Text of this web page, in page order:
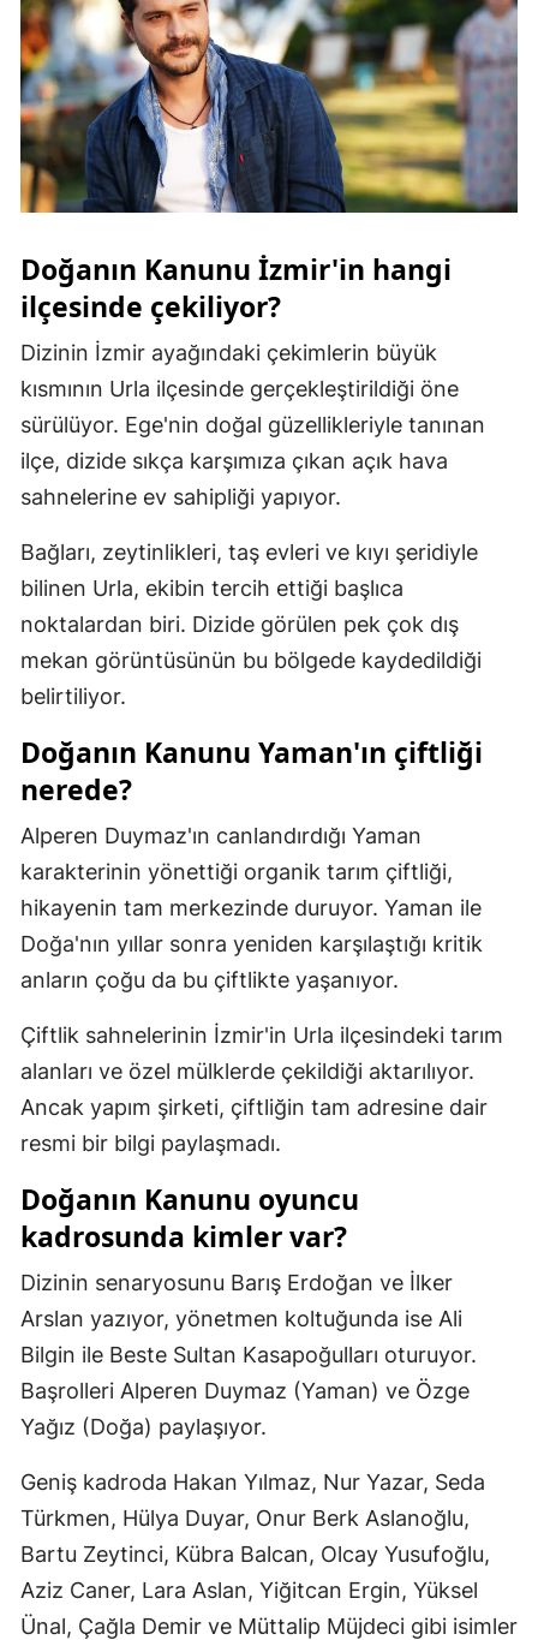
Malatya
Manisa
Kahramanmaraş
Mardin
Muş
Niğde
Ordu
Samsun
Siirt
Sinop
Tokat
Trabzon
Tunceli
Şanlıurfa
Uşak
Van
Yozgat
Aksaray
Karaman
Kırıkkale
Bartın
Ardahan
Iğdır
Doğanın Kanunu İzmir'in hangi
ilçesinde çekiliyor?
Dizinin İzmir ayağındaki çekimlerin büyük
kısmının Urla ilçesinde gerçekleştirildiği öne
sürülüyor. Ege'nin doğal güzellikleriyle tanınan
ilçe, dizide sıkça karşımıza çıkan açık hava
sahnelerine ev sahipliği yapıyor.
Bağları, zeytinlikleri, taş evleri ve kıyı şeridiyle
bilinen Urla, ekibin tercih ettiği başlıca
noktalardan biri. Dizide görülen pek çok dış
mekan görüntüsünün bu bölgede kaydedildiği
belirtiliyor.
Doğanın Kanunu Yaman'ın çiftliği
nerede?
Alperen Duymaz'ın canlandırdığı Yaman
karakterinin yönettiği organik tarım çiftliği,
hikayenin tam merkezinde duruyor. Yaman ile
Doğa'nın yıllar sonra yeniden karşılaştığı kritik
anların çoğu da bu çiftlikte yaşanıyor.
Çiftlik sahnelerinin İzmir'in Urla ilçesindeki tarım
alanları ve özel mülklerde çekildiği aktarılıyor.
Ancak yapım şirketi, çiftliğin tam adresine dair
resmi bir bilgi paylaşmadı.
Doğanın Kanunu oyuncu
kadrosunda kimler var?
Dizinin senaryosunu Barış Erdoğan ve İlker
Arslan yazıyor, yönetmen koltuğunda ise Ali
Bilgin ile Beste Sultan Kasapoğulları oturuyor.
Başrolleri Alperen Duymaz (Yaman) ve Özge
Yağız (Doğa) paylaşıyor.
Geniş kadroda Hakan Yılmaz, Nur Yazar, Seda
Türkmen, Hülya Duyar, Onur Berk Aslanoğlu,
Bartu Zeytinci, Kübra Balcan, Olcay Yusufoğlu,
Aziz Caner, Lara Aslan, Yiğitcan Ergin, Yüksel
Ünal, Çağla Demir ve Müttalip Müjdeci gibi isimler